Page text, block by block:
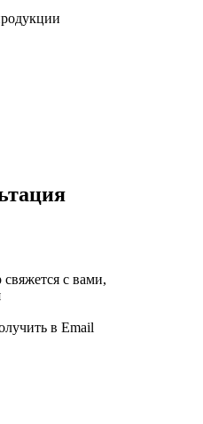
с вами,
в Email